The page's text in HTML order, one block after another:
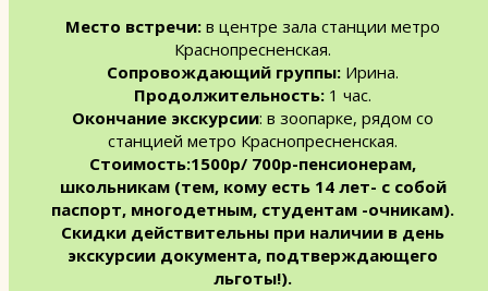
Место встречи: в центре зала станции метро
Краснопресненская.
Сопровождающий группы: Ирина.
Продолжительность: 1 час.
Окончание экскурсии: в зоопарке, рядом со
станцией метро Краснопресненская.
Стоимость:1500р/ 700р-пенсионерам,
школьникам (тем, кому есть 14 лет- с собой
паспорт, многодетным, студентам -очникам).
Скидки действительны при наличии в день
экскурсии документа, подтверждающего
льготы!).